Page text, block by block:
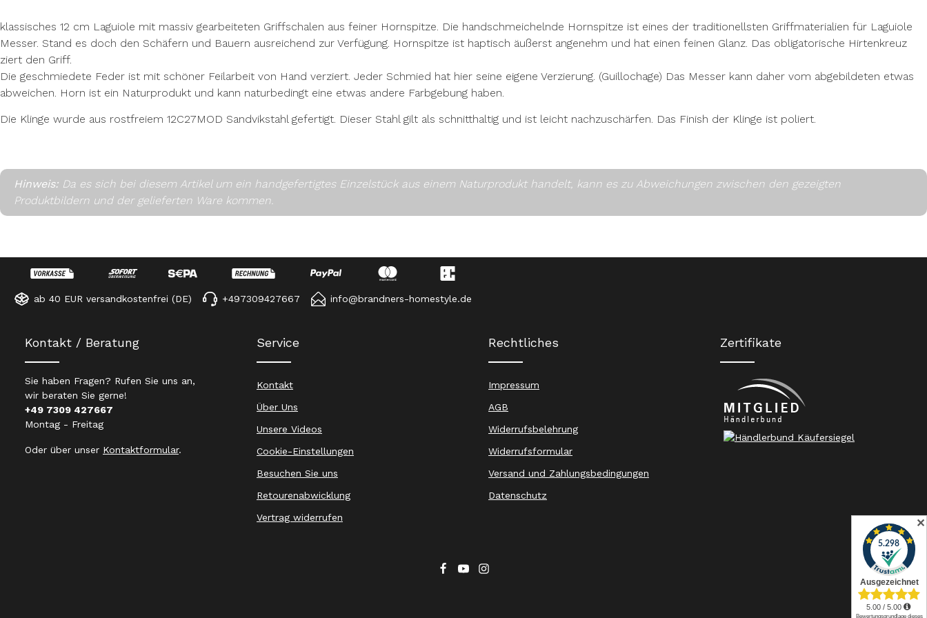
klassisches 12 cm Laguiole mit massiv gearbeiteten Griffschalen aus feiner Hornspitze. Die handschmeichelnde Hornspitze ist eines der traditionellsten Griffmaterialien für Laguiole
Messer. Stand es doch den Schäfern und Bauern ausreichend zur Verfügung. Hornspitze ist haptisch äußerst angenehm und hat einen feinen Glanz. Das obligatorische Hirtenkreuz
ziert den Griff.
Die geschmiedete Feder ist mit schöner Feilarbeit von Hand verziert. Jeder Schmied hat hier seine eigene Verzierung. (Guillochage) Das Messer kann daher vom abgebildeten etwas
abweichen. Horn ist ein Naturprodukt und kann naturbedingt eine etwas andere Farbgebung haben.
Die Klinge wurde aus rostfreiem 12C27MOD Sandvikstahl gefertigt. Dieser Stahl gilt als schnitthaltig und ist leicht nachzuschärfen. Das Finish der Klinge ist poliert.
Hinweis: Da es sich bei diesem Artikel um ein handgefertigtes Einzelstück aus einem Naturprodukt handelt, kann es zu Abweichungen zwischen den gezeigten
Produktbildern und der gelieferten Ware kommen.
ab 40 EUR versandkostenfrei (DE) +497309427667 info@brandners-homestyle.de
Kontakt / Beratung
Sie haben Fragen? Rufen Sie uns an,
wir beraten Sie gerne!
+49 7309 427667
Montag - Freitag
Oder über unser Kontaktformular.
Service
Kontakt
Über Uns
Unsere Videos
Cookie-Einstellungen
Besuchen Sie uns
Retourenabwicklung
Vertrag widerrufen
Rechtliches
Impressum
AGB
Widerrufsbelehrung
Widerrufsformular
Versand und Zahlungsbedingungen
Datenschutz
Zertifikate
✕